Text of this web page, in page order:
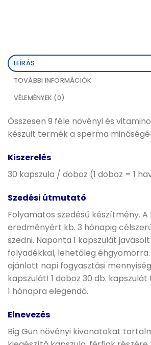
LEÍRÁS
TOVÁBBI INFORMÁCIÓK
VÉLEMÉNYEK (0)
Összesen 9 féle növényi és
készült termék a sperma
Kiszerelés
30 kapszula / doboz (1 doboz = 1
Szedési útmutató
Folyamatos szedésű készítmény. A
eredményért kb. 3 hónapig
szedni. Naponta 1 kapszulát
folyadékkal, lehetőleg
ajánlott napi fogyasztási
kapszulát! 1 doboz 30 db.
1 hónapra elegendő.
Elnevezés
Big Gun növényi kivonatokat